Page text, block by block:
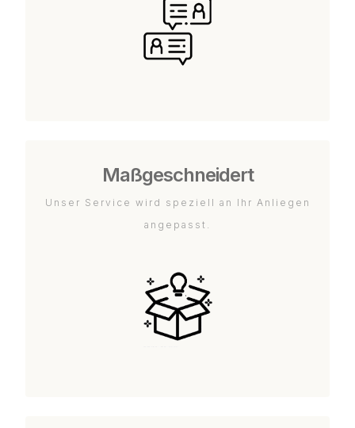
Maßgeschneidert
Unser Service wird speziell an Ihr Anliegen
angepasst.